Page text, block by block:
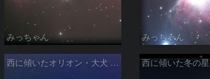
みっちゃん みっちゃん
西に傾いたオリオン・大犬 (2026/04/21)